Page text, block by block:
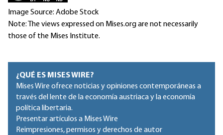
Image Source: Adobe Stock
Note: The views expressed on Mises.org are not necessarily
those of the Mises Institute.
¿QUÉ ES MISES WIRE?
Mises Wire ofrece noticias y opiniones contemporáneas a
través del lente de la economía austriaca y la economía
política libertaria.
Presentar artículos a Mises Wire
Reimpresiones, permisos y derechos de autor